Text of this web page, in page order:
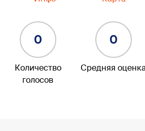
0
Количество
голосов
0
Средняя оценка